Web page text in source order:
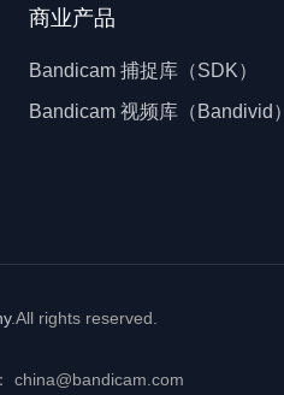
商业产品
Bandicam 捕捉库（SDK）
Bandicam 视频库（Bandivid）
.All rights reserved.
china@bandicam.com